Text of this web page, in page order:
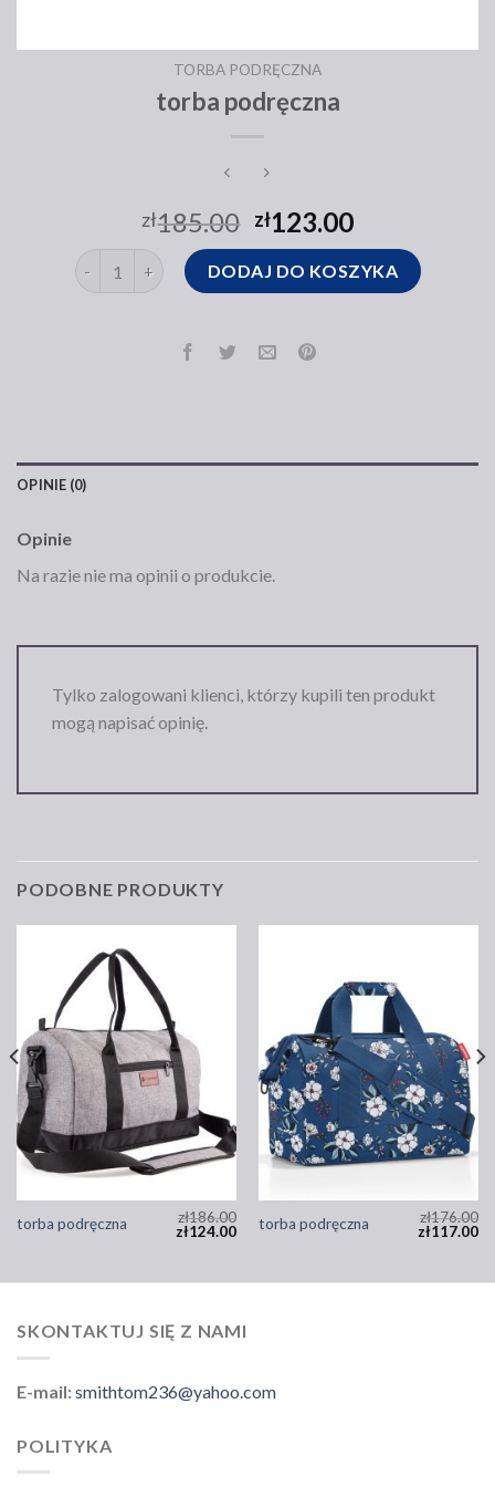
TORBA PODRĘCZNA
torba podręczna
zł185.00 zł123.00
ilość torba podręcznaDODAJ DO KOSZYKA
OPINIE (0)
Opinie
Na razie nie ma opinii o produkcie.
Tylko zalogowani klienci, którzy kupili ten produkt
mogą napisać opinię.
PODOBNE PRODUKTY
torba podręczna zł186.00
zł124.00 torba podręczna zł176.00
zł117.00
SKONTAKTUJ SIĘ Z NAMI
E-mail:smithtom236@yahoo.com
POLITYKA